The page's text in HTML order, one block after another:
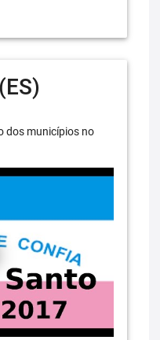
dos municípios no